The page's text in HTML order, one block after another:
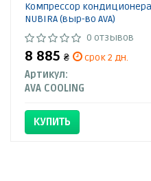
Компрессор кондиционера
NUBIRA (выр-во AVA)
0 отзывов
8 885 ₴
срок 2 дн.
Артикул:
AVA COOLING
КУПИТЬ